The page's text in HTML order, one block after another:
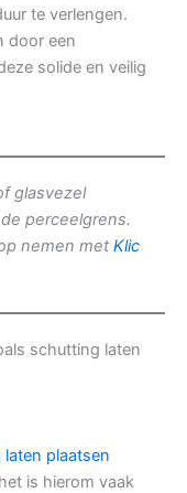
te verlengen.
door een
solide en veilig
glasvezel
perceelgrens.
nemen met Klic
schutting laten
plaatsen
is hierom vaak